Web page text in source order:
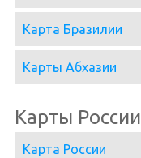
Карта Бразилии
Карты Абхазии
Карты России
Карта России